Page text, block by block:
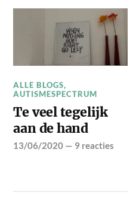
ALLE BLOGS,
AUTISMESPECTRUM
Te veel tegelijk
aan de hand
13/06/2020 — 9 reacties